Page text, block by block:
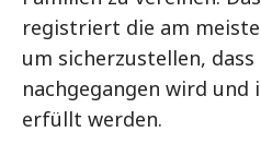
registriert die am
um sicherzustellen, dass
nachgegangen wird und
erfüllt werden.